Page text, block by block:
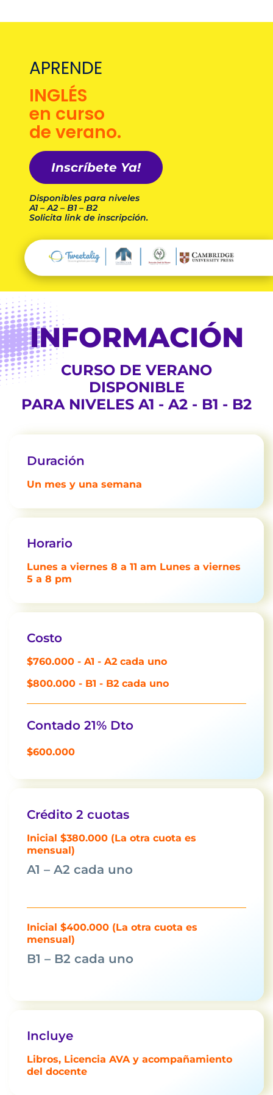
APRENDE
INGLÉS
en curso
de verano.
Inscríbete Ya!
Disponibles para niveles
A1 – A2 – B1 – B2
Solicita link de inscripción.
INFORMACIÓN
CURSO DE VERANO
DISPONIBLE
PARA NIVELES A1 - A2 - B1 - B2
Duración
Un mes y una semana
Horario
Lunes a viernes 8 a 11 am Lunes a viernes
5 a 8 pm
Costo
$760.000 - A1 - A2 cada uno
$800.000 - B1 - B2 cada uno
Contado 21% Dto
$600.000
Crédito 2 cuotas
Inicial $380.000 (La otra cuota es
mensual)
A1 – A2 cada uno
Inicial $400.000 (La otra cuota es
mensual)
B1 – B2 cada uno
Incluye
Libros, Licencia AVA y acompañamiento
del docente